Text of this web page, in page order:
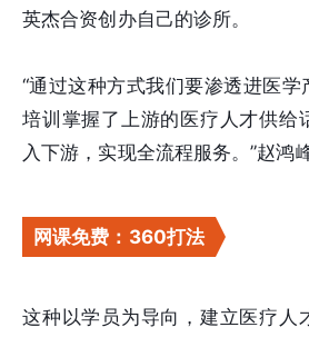
英杰合资创办自己的诊所。
“通过这种方式我们要渗透进医
培训掌握了上游的医疗人才供给
入下游，实现全流程服务。”赵鸿
网课免费：360打法
这种以学员为导向，建立医疗人